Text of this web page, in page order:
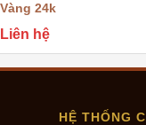
quà tặng
Vàng 24k
Liên hệ
HỆ THỐNG